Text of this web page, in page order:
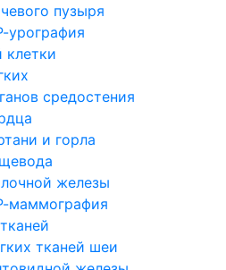
пузыря
урография
клетки
средостения
и горла
железы
маммография
тканей шеи